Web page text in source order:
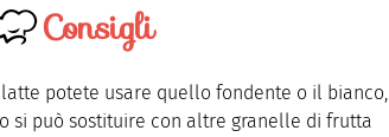
Consigli
potete usare quello fondente o il bianco,
si può sostituire con altre granelle di frutta